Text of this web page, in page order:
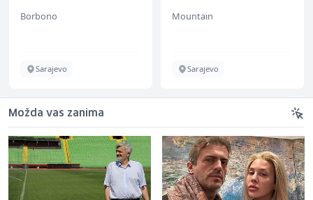
Borbono
Sarajevo
Mountain
Sarajevo
Možda vas zanima